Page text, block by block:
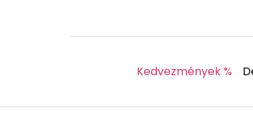
Kedvezmények %